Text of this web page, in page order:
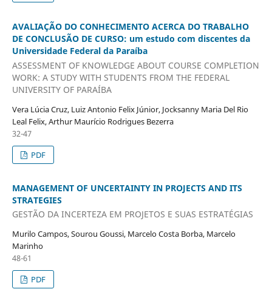
AVALIAÇÃO DO CONHECIMENTO ACERCA DO TRABALHO
DE CONCLUSÃO DE CURSO: um estudo com discentes da
Universidade Federal da Paraíba
ASSESSMENT OF KNOWLEDGE ABOUT COURSE COMPLETION
WORK: A STUDY WITH STUDENTS FROM THE FEDERAL
UNIVERSITY OF PARAÍBA
Vera Lúcia Cruz, Luiz Antonio Felix Júnior, Jocksanny Maria Del Rio
Leal Felix, Arthur Maurício Rodrigues Bezerra
32-47
PDF
MANAGEMENT OF UNCERTAINTY IN PROJECTS AND ITS
STRATEGIES
GESTÃO DA INCERTEZA EM PROJETOS E SUAS ESTRATÉGIAS
Murilo Campos, Sourou Goussi, Marcelo Costa Borba, Marcelo
Marinho
48-61
PDF